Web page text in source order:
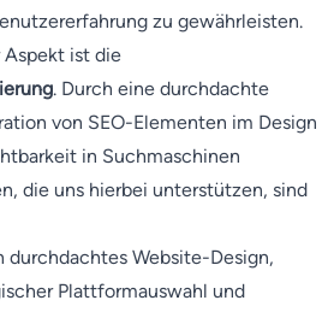
zu gewährleisten.
ist die
. Durch eine durchdachte
von SEO-Elementen im Design
in Suchmaschinen
die uns hierbei unterstützen, sind
durchdachtes Website-Design,
Plattformauswahl und